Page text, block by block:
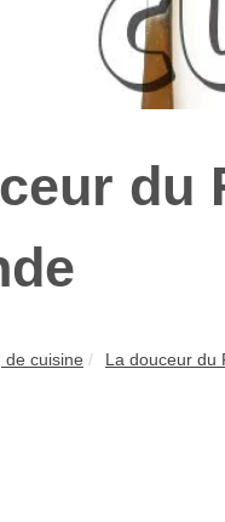
du
de cuisine La douceur du